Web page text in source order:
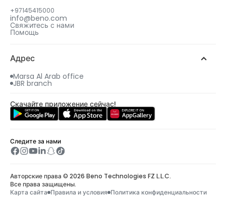
+97145415000
info@beno.com
Свяжитесь с нами
Помощь
Адрес
Marsa Al Arab office
JBR branch
Скачайте приложение сейчас!
Следите за нами
Авторские права © 2026 Beno Technologies FZ L.L.C.
Все права защищены.
Карта сайта Правила и условия Политика конфиденциальности